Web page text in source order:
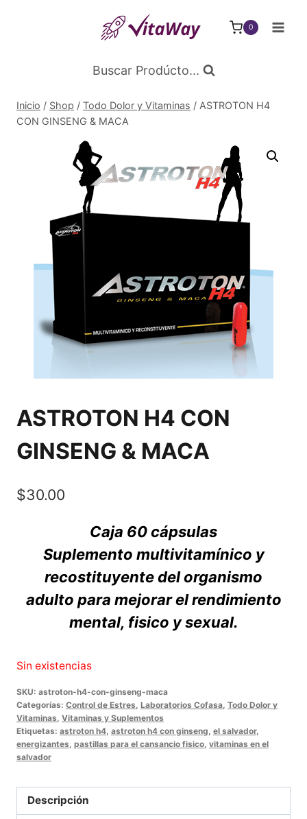
0
Buscar Prodúcto...
Inicio / Shop / Todo Dolor y Vitaminas / ASTROTON H4
CON GINSENG & MACA
ASTROTON H4 CON
GINSENG & MACA
$30.00
Caja 60 cápsulas
Suplemento multivitamínico y
recostituyente del organismo
adulto para mejorar el rendimiento
mental, fisico y sexual.
Sin existencias
SKU: astroton-h4-con-ginseng-maca
Categorías: Control de Estres Laboratorios Cofasa Todo Dolor y
Vitaminas Vitaminas y Suplementos
Etiquetas: astroton h4 astroton h4 con ginseng el salvador,
energizantes pastillas para el cansancio fisico vitaminas en el
salvador
Descripción